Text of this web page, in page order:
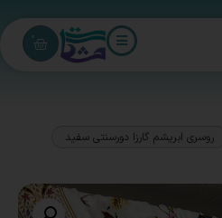
0
روسری ابریشم گارزا دورسنتی سفید